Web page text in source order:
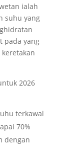
ialah
suhu yang
pada yang
2026
terkawal
70%
dengan